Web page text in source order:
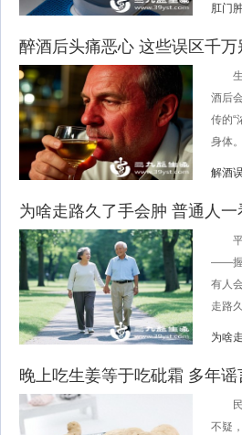
肛门
醉酒后头痛恶心 这些误区千
生
酒后
传的“
身体
解酒
为啥走路久了手会肿 普通人
平
——握
有人
走路
为啥
晚上吃生姜等于吃砒霜 多年
民
不疑